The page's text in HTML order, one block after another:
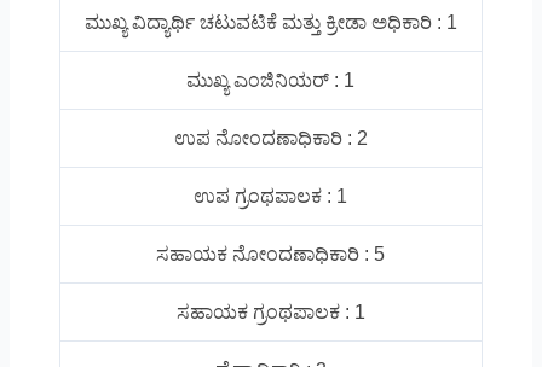
ಮುಖ್ಯ ವಿದ್ಯಾರ್ಥಿ ಚಟುವಟಿಕೆ ಮತ್ತು ಕ್ರೀಡಾ ಅಧಿಕಾರಿ : 1
ಮುಖ್ಯ ಎಂಜಿನಿಯರ್ : 1
ಉಪ ನೋಂದಣಾಧಿಕಾರಿ : 2
ಉಪ ಗ್ರಂಥಪಾಲಕ : 1
ಸಹಾಯಕ ನೋಂದಣಾಧಿಕಾರಿ : 5
ಸಹಾಯಕ ಗ್ರಂಥಪಾಲಕ : 1